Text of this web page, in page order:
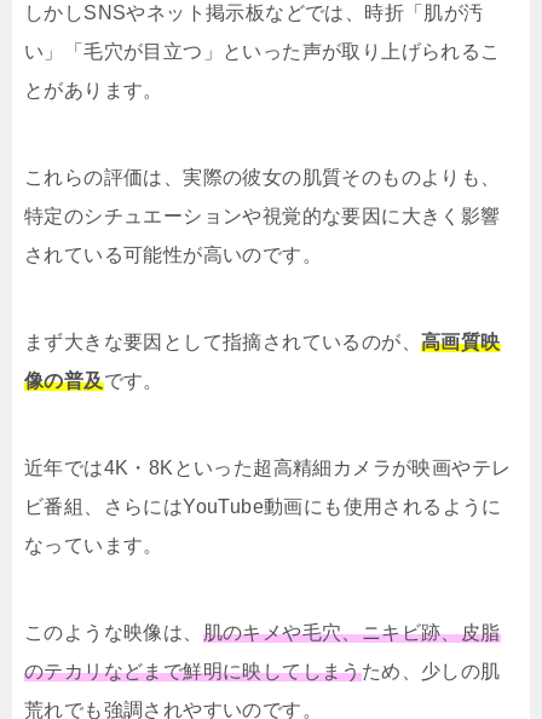
しかしSNSやネット掲示板などでは、時折「肌が汚
い」「毛穴が目立つ」といった声が取り上げられるこ
とがあります。
これらの評価は、実際の彼女の肌質そのものよりも、
特定のシチュエーションや視覚的な要因に大きく影響
されている可能性が高いのです。
まず大きな要因として指摘されているのが、 高画質映
像の普及です。
近年では4K・8Kといった超高精細カメラが映画やテレ
ビ番組、さらにはYouTube動画にも使用されるように
なっています。
このような映像は、 肌のキメや毛穴、ニキビ跡、皮脂
のテカリなどまで鮮明に映してしまうため、少しの肌
荒れでも強調されやすいのです。